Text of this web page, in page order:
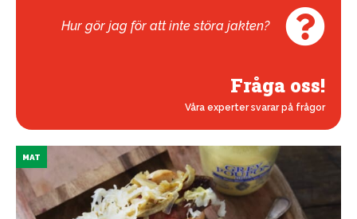
Hur gör jag för att inte störa jakten?
Fråga oss!
Våra experter svarar på frågor
MAT